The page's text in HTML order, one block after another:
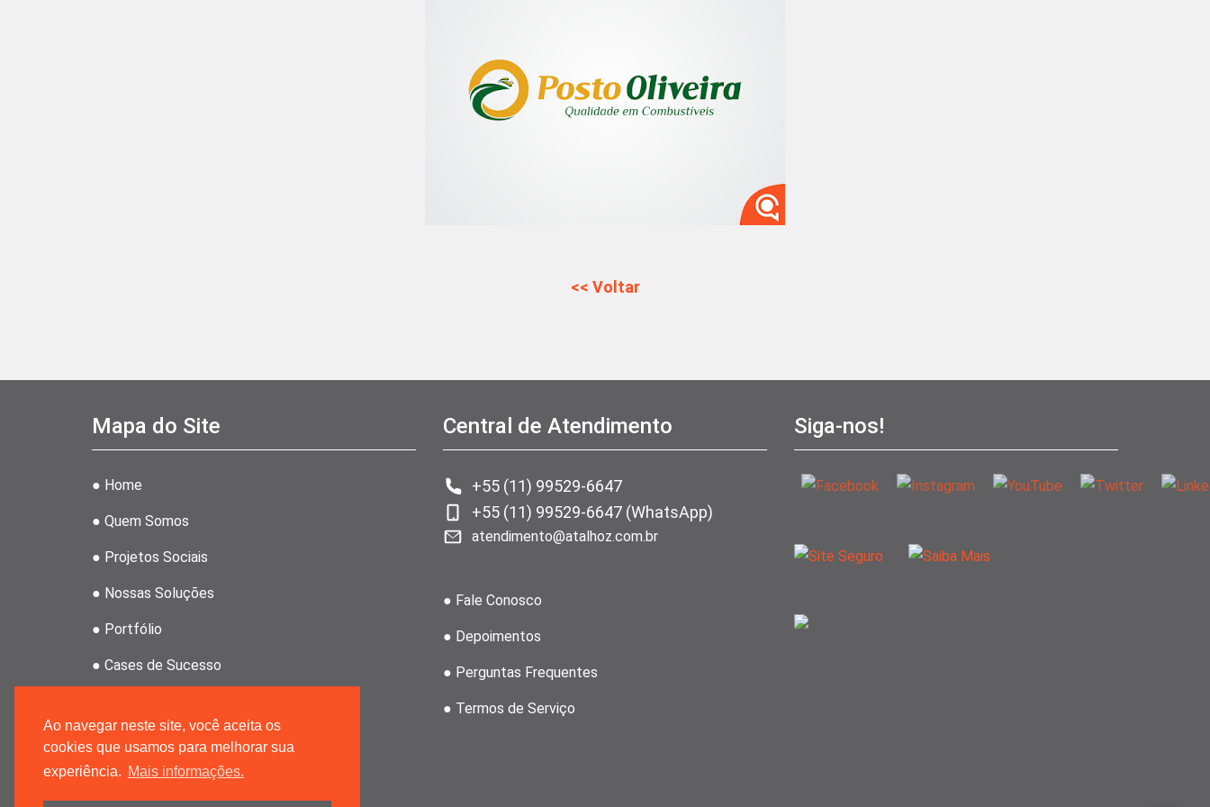
Ao navegar neste site, você aceita os
cookies que usamos para melhorar sua
experiência. Mais informações.
<< Voltar
Mapa do Site
● Home
● Quem Somos
● Projetos Sociais
● Nossas Soluções
● Portfólio
● Cases de Sucesso
● Revenda Atahoz
● Grupo MRPMK
Central de Atendimento
+55 (11) 99529-6647
+55 (11) 99529-6647 (WhatsApp)
atendimento@atalhoz.com.br
● Fale Conosco
● Depoimentos
● Perguntas Frequentes
● Termos de Serviço
Siga-nos!